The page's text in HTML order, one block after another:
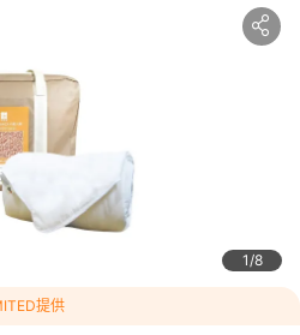
margin-left: auto; margin-righ
ctrip.com/images/2160f1200
/></p>
underline; color: #0000f
涼被 (NP000SSQ) | 多尺寸</span
擁有"新世紀綠色環保纖維"之名譽，
原料，生產過程完全符合環保要
基酸，其親膚健康的特質讓您放鬆
/>🔸天然親膚：大豆纖維通過生
1 8
提供